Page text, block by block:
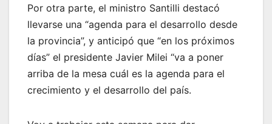
Por otra parte, el ministro Santilli destacó
llevarse una “agenda para el desarrollo desde
la provincia”, y anticipó que “en los próximos
días” el presidente Javier Milei “va a poner
arriba de la mesa cuál es la agenda para el
crecimiento y el desarrollo del país.